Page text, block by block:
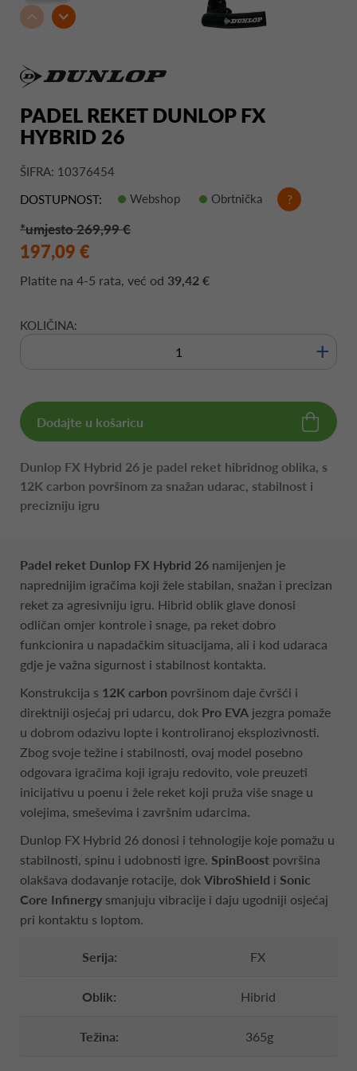
PADEL REKET DUNLOP FX
HYBRID 26
ŠIFRA: 10376454
DOSTUPNOST:
Webshop Obrtnička ?
*umjesto 269,99 €
197,09 €
Platite na 4-5 rata, već od 39,42 €
KOLIČINA:
+
Dodajte u košaricu
Dunlop FX Hybrid 26 je padel reket hibridnog oblika, s
12K carbon površinom za snažan udarac, stabilnost i
precizniju igru
Padel reket Dunlop FX Hybrid 26 namijenjen je
naprednijim igračima koji žele stabilan, snažan i precizan
reket za agresivniju igru. Hibrid oblik glave donosi
odličan omjer kontrole i snage, pa reket dobro
funkcionira u napadačkim situacijama, ali i kod udaraca
gdje je važna sigurnost i stabilnost kontakta.
Konstrukcija s 12K carbon površinom daje čvršći i
direktniji osjećaj pri udarcu, dok Pro EVA jezgra pomaže
u dobrom odazivu lopte i kontroliranoj eksplozivnosti.
Zbog svoje težine i stabilnosti, ovaj model posebno
odgovara igračima koji igraju redovito, vole preuzeti
inicijativu u poenu i žele reket koji pruža više snage u
volejima, smeševima i završnim udarcima.
Dunlop FX Hybrid 26 donosi i tehnologije koje pomažu u
stabilnosti, spinu i udobnosti igre. SpinBoost površina
olakšava dodavanje rotacije, dok VibroShield i Sonic
Core Infinergy smanjuju vibracije i daju ugodniji osjećaj
pri kontaktu s loptom.
Serija: FX
Oblik: Hibrid
Težina: 365g